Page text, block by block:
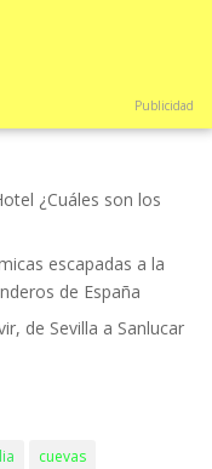
Publicidad
¿Cuáles son los
escapadas a la
de España
de Sevilla a Sanlucar
cuevas